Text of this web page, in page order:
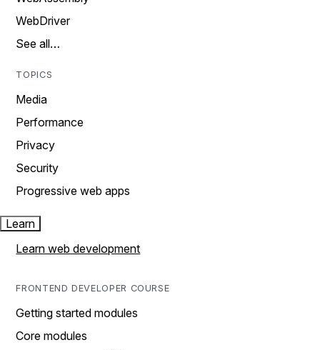
WebDriver
See all…
TOPICS
Media
Performance
Privacy
Security
Progressive web apps
Learn
Learn web development
FRONTEND DEVELOPER COURSE
Getting started modules
Core modules